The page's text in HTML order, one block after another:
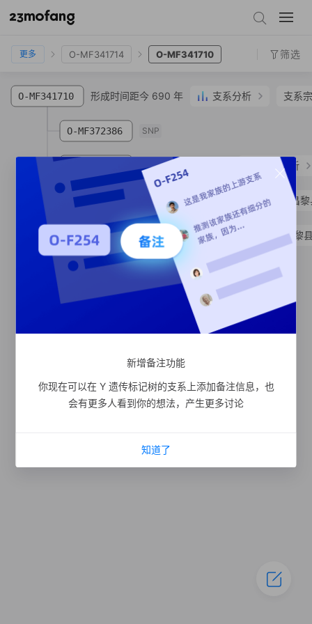
O-MF7
更多 O-MF341714 O-MF341710 筛选
O-MF341710 形成时间距今 690 年 支系分析 支系
O-MF372386 SNP
形成时间距今 420 年 支系分析
O-MF341706齐**汉族 河北省 秦皇岛市 昌
O-MV71241 胡**汉族河北省 秦皇岛市 昌黎
新增备注功能
你现在可以在 Y 遗传标记树的支系上添加备注信息，也
会有更多人看到你的想法，产生更多讨论
知道了